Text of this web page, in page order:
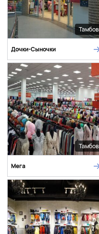
Тамбов
Дочки-Сыночки
Тамбов
Мега